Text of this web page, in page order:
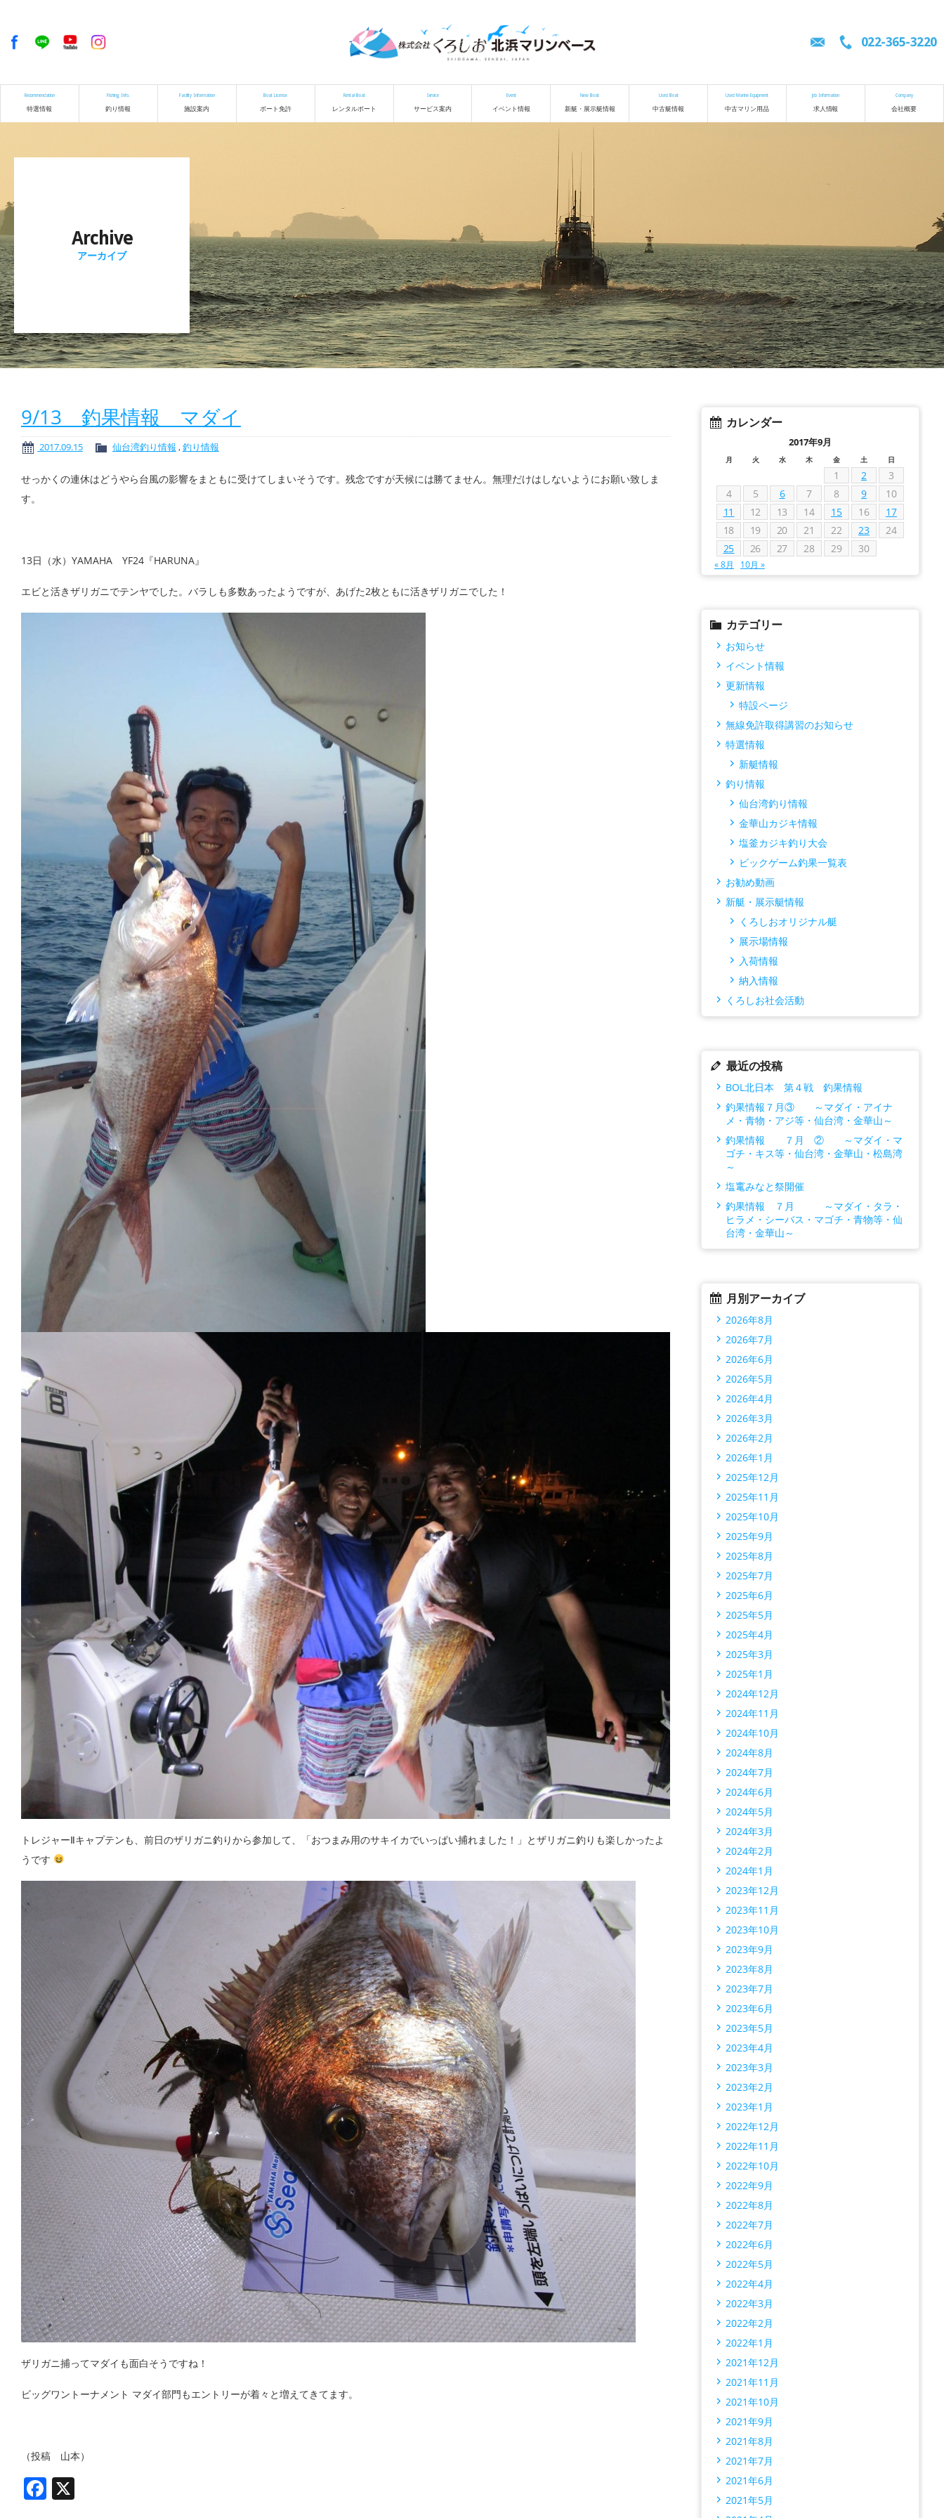
022-365-3220
Recommendation
特選情報
Fishing Info.
釣り情報
Facility Information
施設案内
Boat License
ボート免許
Rental Boat
レンタルボート
Service
サービス案内
Event
イベント情報
New Boat
新艇・展示艇情報
Used Boat
中古艇情報
Used Marine Equipment
中古マリン用品
Job Information
求人情報
Company
会社概要
Archive
アーカイブ
9/13 釣果情報 マダイ
2017.09.15 仙台湾釣り情報 ,釣り情報
せっかくの連休はどうやら台風の影響をまともに受けてしまいそうです。残念ですが天候には勝てません。無理だけはしないようにお願い致しま
す。
13日（水）YAMAHA YF24『HARUNA』
エビと活きザリガニでテンヤでした。バラしも多数あったようですが、あげた2枚ともに活きザリガニでした！
トレジャーⅡキャプテンも、前日のザリガニ釣りから参加して、「おつまみ用のサキイカでいっぱい捕れました！」とザリガニ釣りも楽しかったよ
うです
ザリガニ捕ってマダイも面白そうですね！
ビッグワントーナメント マダイ部門もエントリーが着々と増えてきてます。
（投稿 山本）
Facebook
カレンダー
2017年9月
月 火 水 木 金 土 日
1 2
3
4
5 6 7 8 9
10
11
12 13 14 15 16
17
18
19 20 21 22 23
24
25
26 27 28 29 30
« 8月 10月 »
カテゴリー
お知らせ
イベント情報
更新情報
特設ページ
無線免許取得講習のお知らせ
特選情報
新艇情報
釣り情報
仙台湾釣り情報
金華山カジキ情報
塩釜カジキ釣り大会
ビックゲーム釣果一覧表
お勧め動画
新艇・展示艇情報
くろしおオリジナル艇
展示場情報
入荷情報
納入情報
くろしお社会活動
最近の投稿
BOL北日本 第４戦 釣果情報
釣果情報７月③ ～マダイ・アイナ
メ・青物・アジ等・仙台湾・金華山～
釣果情報 ７月 ② ～マダイ・マ
ゴチ・キス等・仙台湾・金華山・松島湾
～
塩竃みなと祭開催
釣果情報 ７月 ～マダイ・タラ・
ヒラメ・シーバス・マゴチ・青物等・仙
台湾・金華山～
月別アーカイブ
2026年8月
2026年7月
2026年6月
2026年5月
2026年4月
2026年3月
2026年2月
2026年1月
2025年12月
2025年11月
2025年10月
2025年9月
2025年8月
2025年7月
2025年6月
2025年5月
2025年4月
2025年3月
2025年1月
2024年12月
2024年11月
2024年10月
2024年8月
2024年7月
2024年6月
2024年5月
2024年3月
2024年2月
2024年1月
2023年12月
2023年11月
2023年10月
2023年9月
2023年8月
2023年7月
2023年6月
2023年5月
2023年4月
2023年3月
2023年2月
2023年1月
2022年12月
2022年11月
2022年10月
2022年9月
2022年8月
2022年7月
2022年6月
2022年5月
2022年4月
2022年3月
2022年2月
2022年1月
2021年12月
2021年11月
2021年10月
2021年9月
2021年8月
2021年7月
2021年6月
2021年5月